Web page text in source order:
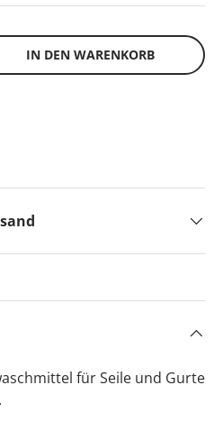
IN DEN WARENKORB
für Seile und Gurte